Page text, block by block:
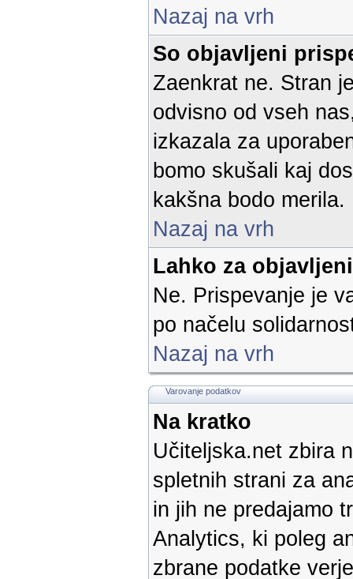
Nazaj na vrh
So objavljeni
Zaenkrat ne. Stran
odvisno od vseh
izkazala za
bomo skušali kaj
kakšna bodo merila.
Nazaj na vrh
Lahko za
Ne. Prispevanje je
po načelu
Nazaj na vrh
Varovanje podatkov
Na kratko
Učiteljska.net zbira
spletnih strani za
in jih ne predajamo
Analytics, ki poleg
zbrane podatke